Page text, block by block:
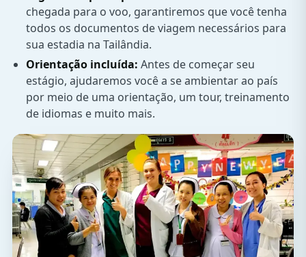
chegada para o voo, garantiremos que você tenha
todos os documentos de viagem necessários para
sua estadia na Tailândia.
Orientação incluída: Antes de começar seu
estágio, ajudaremos você a se ambientar ao país
por meio de uma orientação, um tour, treinamento
de idiomas e muito mais.